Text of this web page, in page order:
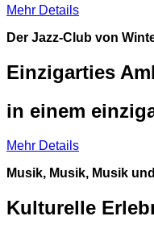
Mehr Details
Der Jazz-Club von
Einzigarties
in einem
Mehr Details
Musik, Musik, Musik
Kulturelle